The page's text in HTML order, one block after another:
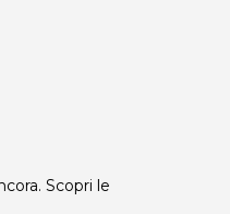
Scopri le